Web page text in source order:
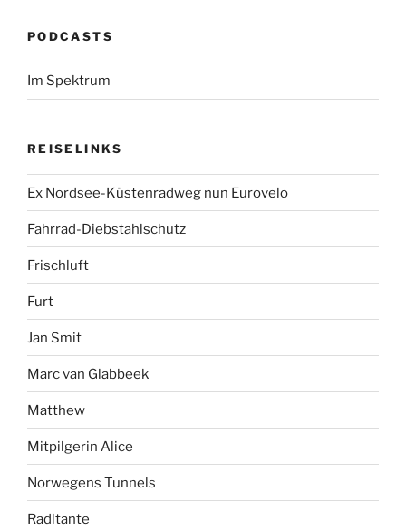
PODCASTS
Im Spektrum
REISELINKS
Ex Nordsee-Küstenradweg nun Eurovelo
Fahrrad-Diebstahlschutz
Frischluft
Furt
Jan Smit
Marc van Glabbeek
Matthew
Mitpilgerin Alice
Norwegens Tunnels
Radltante